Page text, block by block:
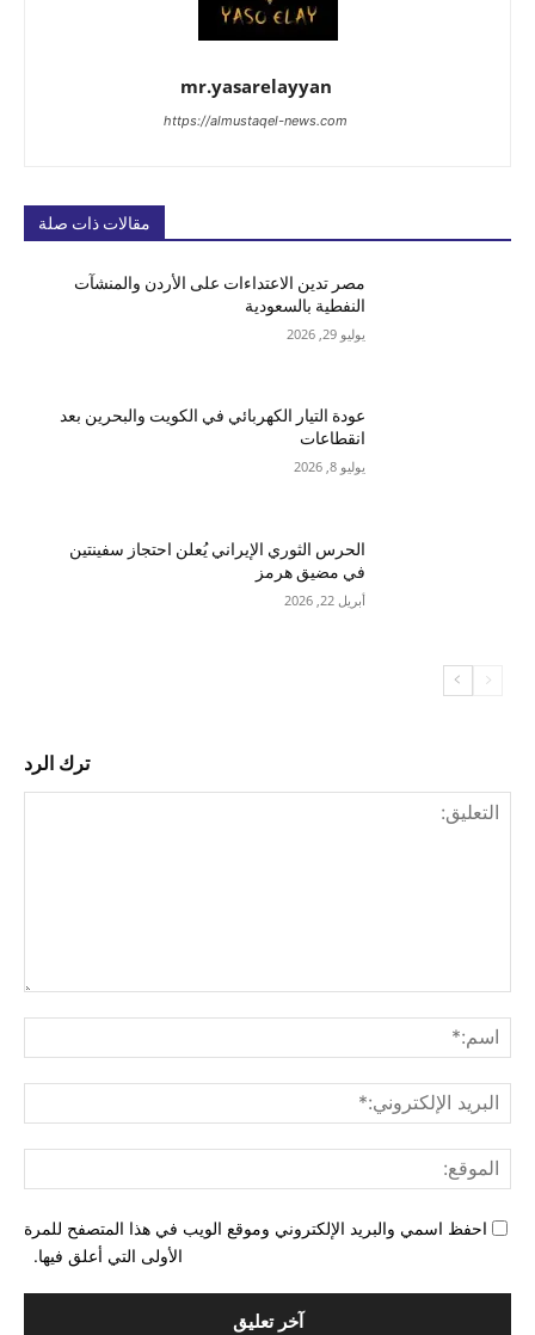
mr.yasarelayyan
https://almustaqel-news.com
مقالات ذات صلة
مصر تدين الاعتداءات على الأردن والمنشآت
النفطية بالسعودية
يوليو 29, 2026
عودة التيار الكهربائي في الكويت والبحرين بعد
انقطاعات
يوليو 8, 2026
الحرس الثوري الإيراني يُعلن احتجاز سفينتين
في مضيق هرمز
أبريل 22, 2026
ترك الرد
احفظ اسمي والبريد الإلكتروني وموقع الويب في هذا المتصفح للمرة
الأولى التي أعلق فيها.